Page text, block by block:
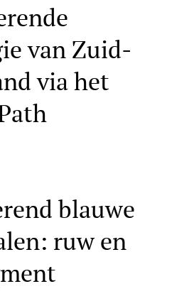
van Zuid-
via het
blauwe
ruw en